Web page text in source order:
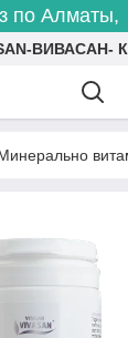
по Алматы,
ВИВАСАН-